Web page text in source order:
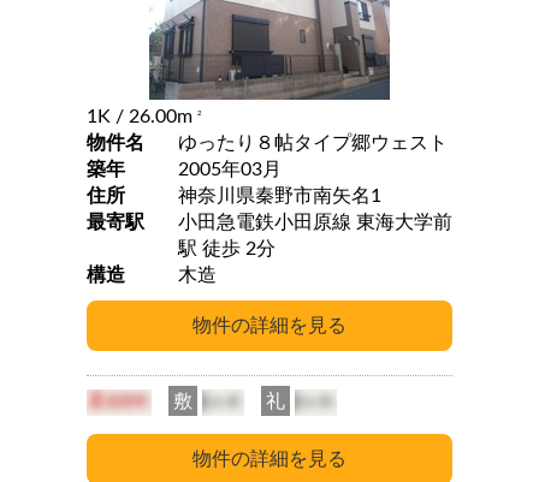
1K / 26.00m 2
物件名
ゆったり８帖タイプ郷ウェスト
築年
2005年03月
住所
神奈川県秦野市南矢名1
最寄駅
小田急電鉄小田原線 東海大学前
駅 徒歩 2分
構造
木造
敷 礼